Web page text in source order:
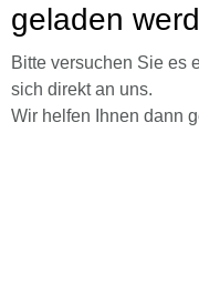
geladen
Bitte versuchen Sie es
sich direkt an uns.
Wir helfen Ihnen dann